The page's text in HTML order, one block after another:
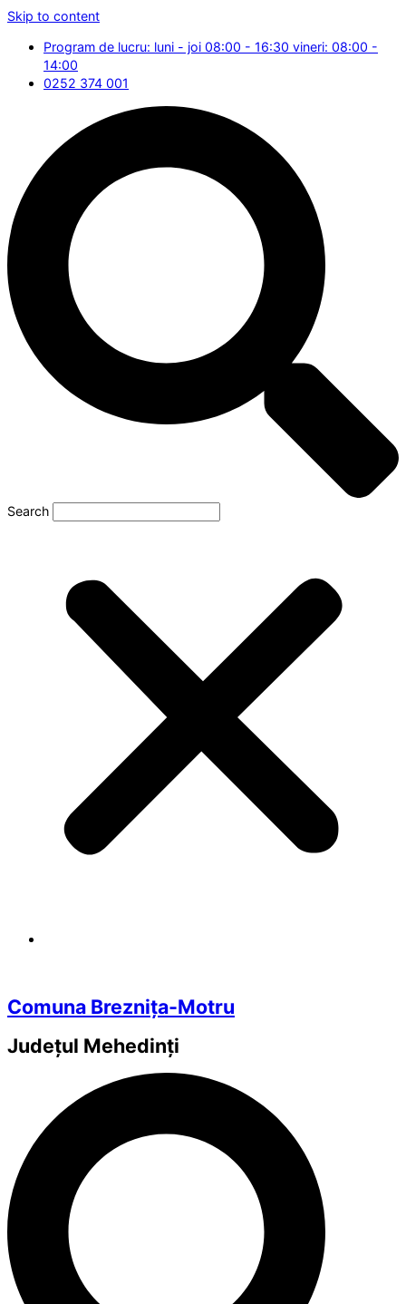
Skip to content
Program de lucru: luni - joi 08:00 - 16:30 vineri: 08:00 -
14:00
0252 374 001
Search
Comuna Breznița-Motru
Județul Mehedinți